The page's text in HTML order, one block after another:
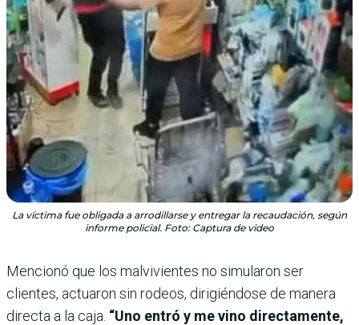
La víctima fue obligada a arrodillarse y entregar la recaudación, según
informe policial. Foto: Captura de video
Mencionó que los malvivientes no simularon ser
clientes, actuaron sin rodeos, dirigiéndose de manera
directa a la caja. “Uno entró y me vino directamente,